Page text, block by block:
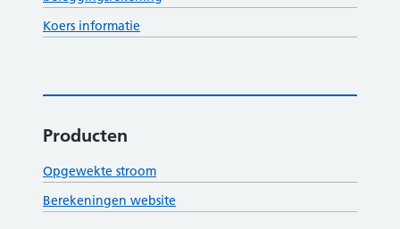
Koers informatie
Producten
Opgewekte stroom
Berekeningen website